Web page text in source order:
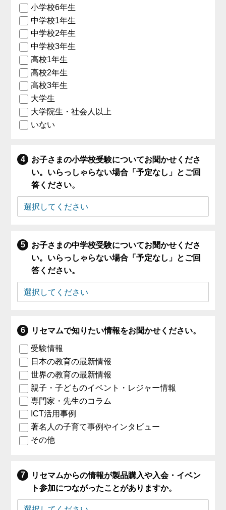
小学校6年生
中学校1年生
中学校2年生
中学校3年生
高校1年生
高校2年生
高校3年生
大学生
大学院生・社会人以上
いない
お子さまの小学校受験についてお聞かせくださ
い。いらっしゃらない場合「予定なし」とご回
答ください。
お子さまの中学校受験についてお聞かせくださ
い。いらっしゃらない場合「予定なし」とご回
答ください。
リセマムで知りたい情報をお聞かせください。
受験情報
日本の教育の最新情報
世界の教育の最新情報
親子・子どものイベント・レジャー情報
専門家・先生のコラム
ICT活用事例
著名人の子育て事例やインタビュー
その他
リセマムからの情報が製品購入や入会・イベン
ト参加につながったことがありますか。